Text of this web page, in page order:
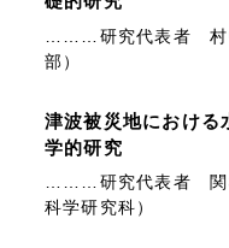
………研究代表者 村
部）
津波被災地における
学的研究
………研究代表者 関
科学研究科）